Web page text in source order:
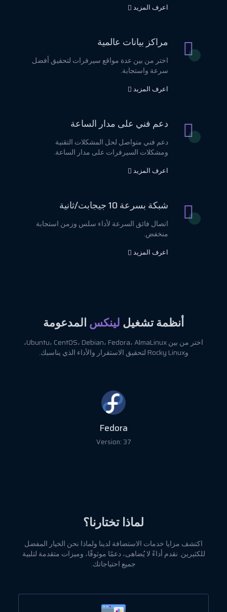
اعرف المزيد
مراكز بيانات عالمية
اختر من بين عدة مواقع سيرفرات لتحقيق أفضل
سرعة واستجابة.
اعرف المزيد
دعم فني على مدار الساعة
دعم فني متواصل لحل المشكلات التقنية
ومشكلات السيرفرات على مدار الساعة.
اعرف المزيد
شبكة بسرعة 10 جيجابت/ثانية
اتصال فائق السرعة لأداء سلس وزمن استجابة
منخفض.
اعرف المزيد
أنظمة تشغيل لينكس المدعومة
اختر من بين Ubuntu، CentOS، Debian، Fedora، AlmaLinux،
وRocky Linux لتحقيق الاستقرار والأداء الذي يناسبك.
Fedora
Version: 37
لماذا تختارنا؟
اكتشف مزايا خدمات الاستضافة لدينا ولماذا نحن الخيار المفضل
للكثيرين. نقدم أداءً لا يُضاهى، دعمًا موثوقًا، وميزات متقدمة لتلبية
جميع احتياجاتك.